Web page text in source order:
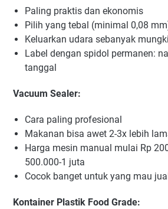
Paling praktis dan ekonomis
Pilih yang tebal (minimal 0,08
Keluarkan udara sebanyak
Label dengan spidol permanen:
tanggal
Vacuum Sealer:
Cara paling profesional
Makanan bisa awet 2-3x lebih
Harga mesin manual mulai Rp
500.000-1 juta
Cocok banget untuk yang mau
Kontainer Plastik Food Grade: